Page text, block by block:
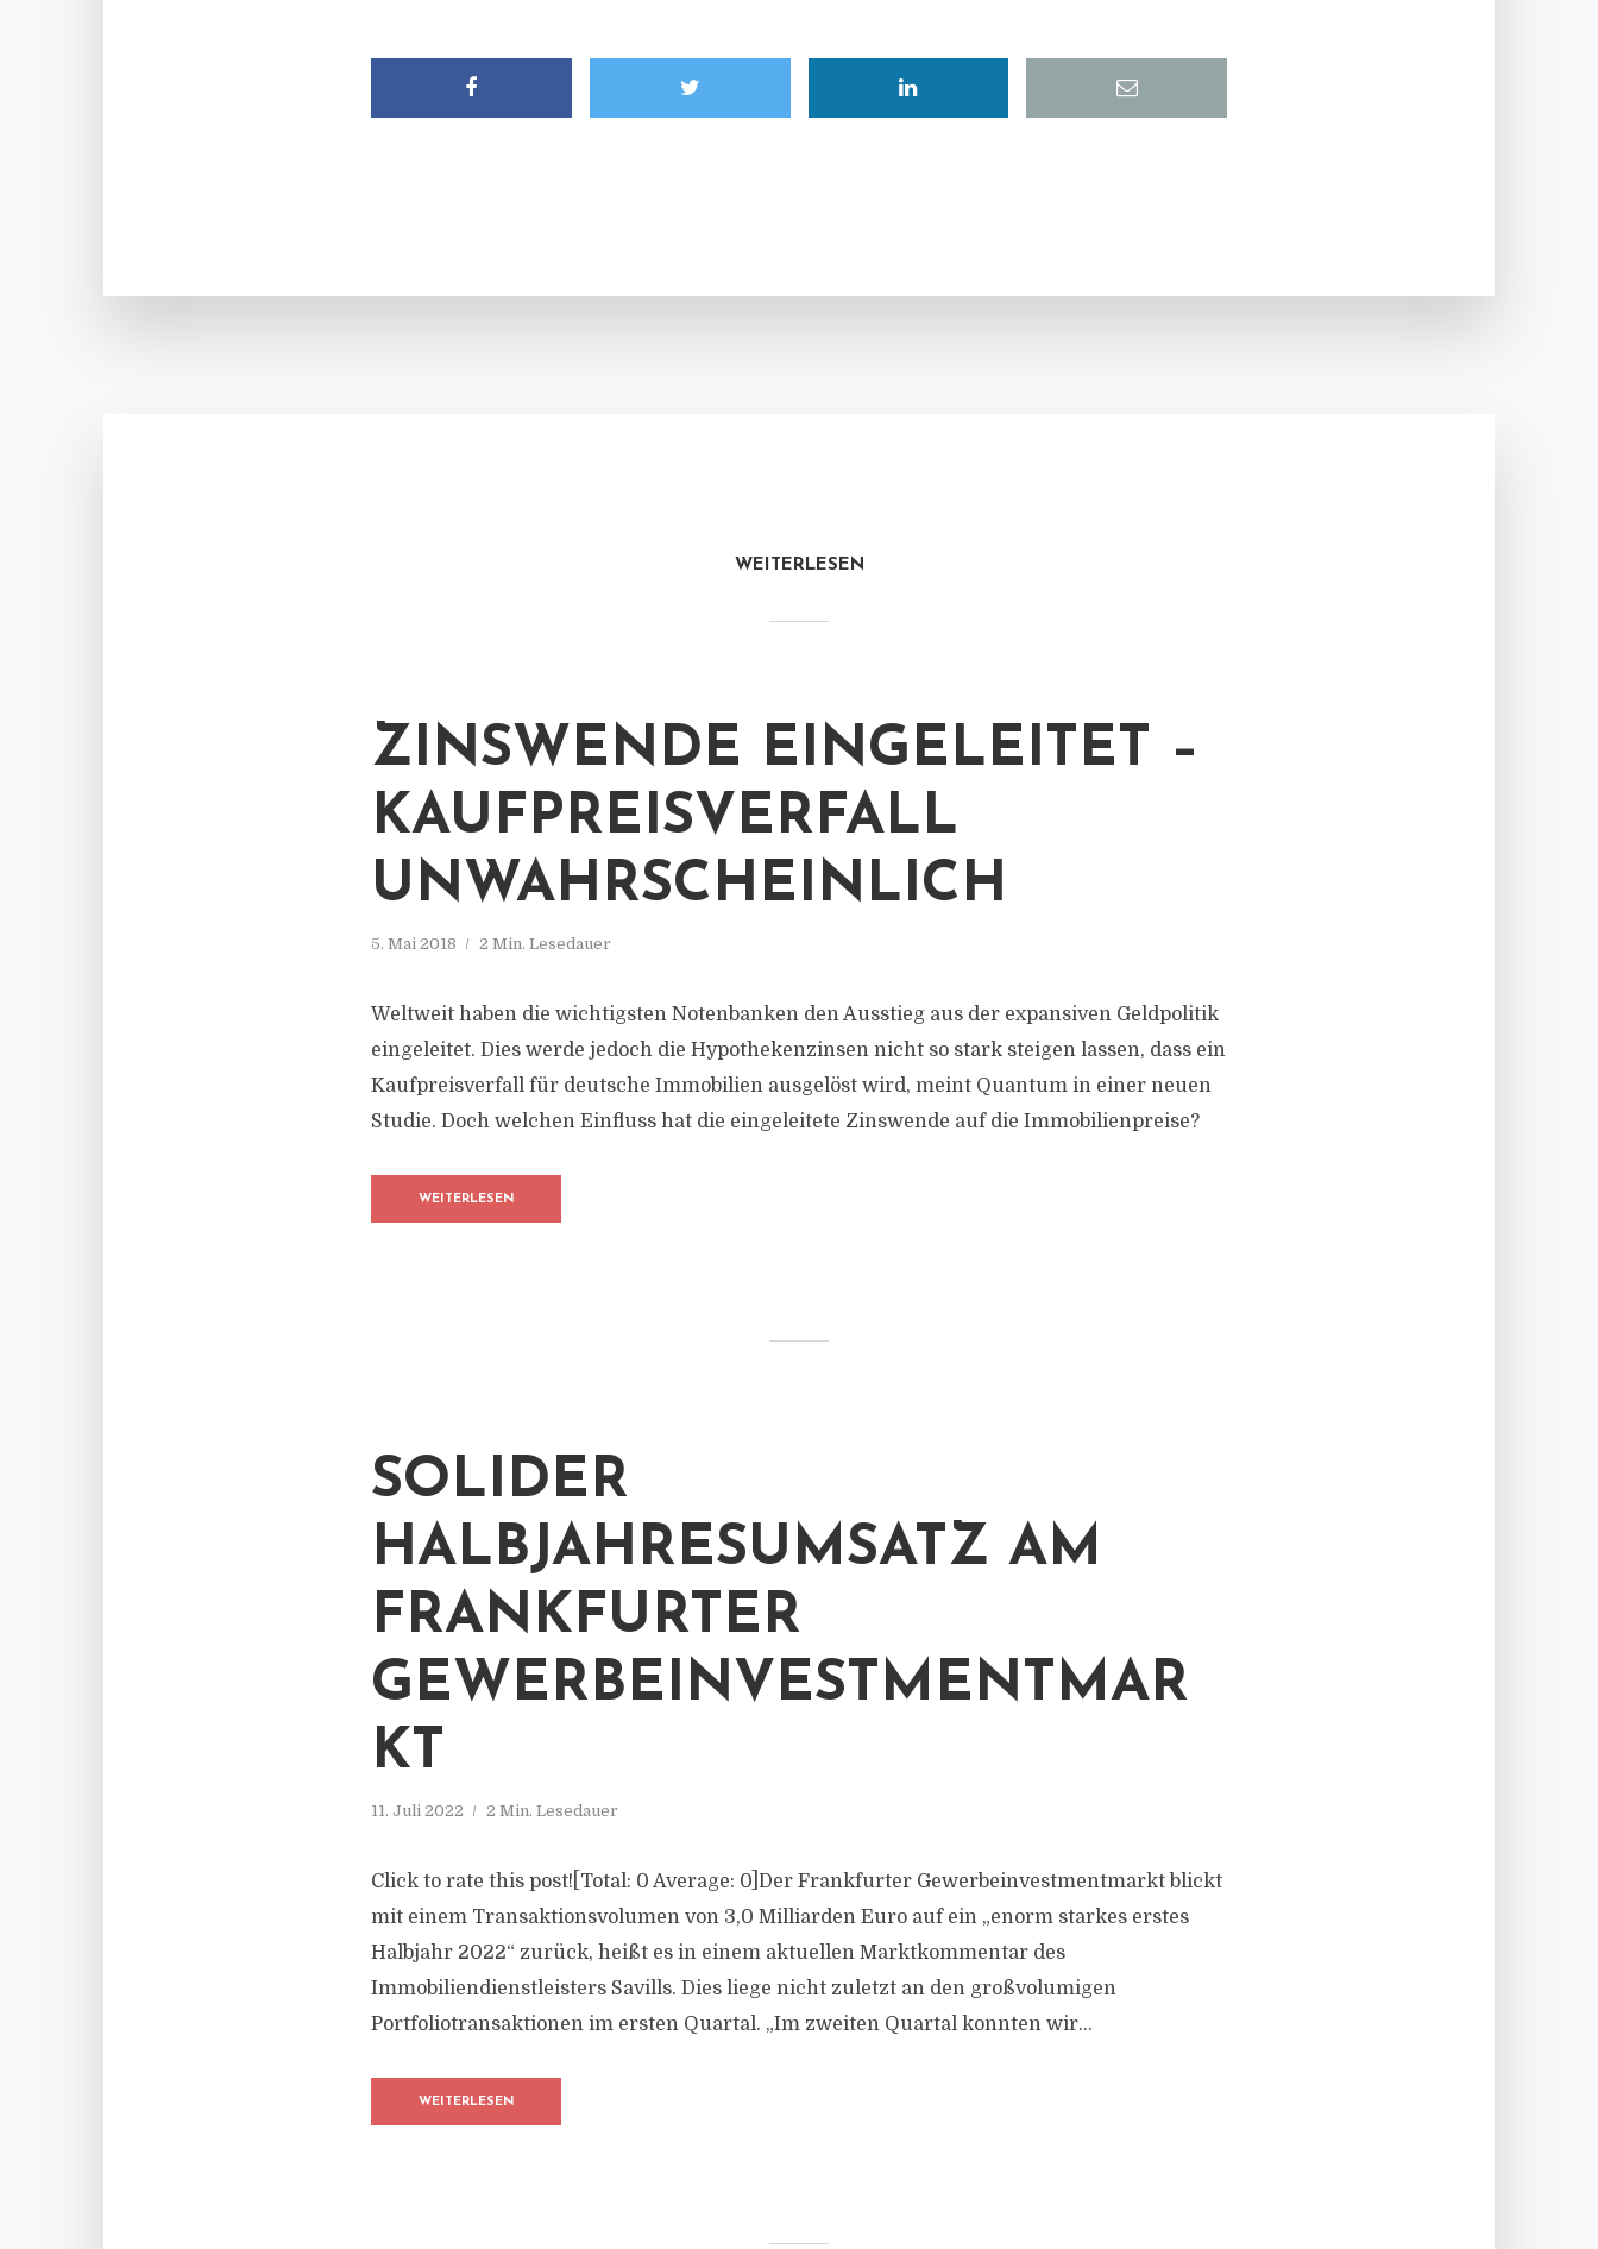
WEITERLESEN
ZINSWENDE EINGELEITET –
KAUFPREISVERFALL
UNWAHRSCHEINLICH
5. Mai 2018 2 Min. Lesedauer
Weltweit haben die wichtigsten Notenbanken den Ausstieg aus der expansiven Geldpolitik
eingeleitet. Dies werde jedoch die Hypothekenzinsen nicht so stark steigen lassen, dass ein
Kaufpreisverfall für deutsche Immobilien ausgelöst wird, meint Quantum in einer neuen
Studie. Doch welchen Einfluss hat die eingeleitete Zinswende auf die Immobilienpreise?
WEITERLESEN
SOLIDER
HALBJAHRESUMSATZ AM
FRANKFURTER
GEWERBEINVESTMENTMAR
KT
11. Juli 2022 2 Min. Lesedauer
Click to rate this post![Total: 0 Average: 0]Der Frankfurter Gewerbeinvestmentmarkt blickt
mit einem Transaktionsvolumen von 3,0 Milliarden Euro auf ein „enorm starkes erstes
Halbjahr 2022“ zurück, heißt es in einem aktuellen Marktkommentar des
Immobiliendienstleisters Savills. Dies liege nicht zuletzt an den großvolumigen
Portfoliotransaktionen im ersten Quartal. „Im zweiten Quartal konnten wir...
WEITERLESEN